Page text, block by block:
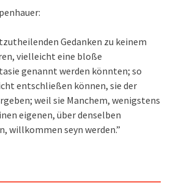
Gedanken zu keinem
vielleicht eine bloße
genannt werden könnten; so
entschließen können, sie der
weil sie Manchem, wenigstens
eigenen, über denselben
willkommen seyn werden.”